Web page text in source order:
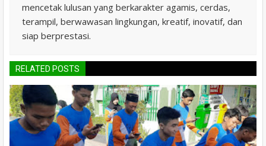
mencetak lulusan yang berkarakter agamis, cerdas,
terampil, berwawasan lingkungan, kreatif, inovatif, dan
siap berprestasi.
RELATED POSTS